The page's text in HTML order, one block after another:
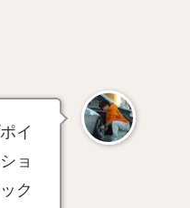
イ
ョ
ク